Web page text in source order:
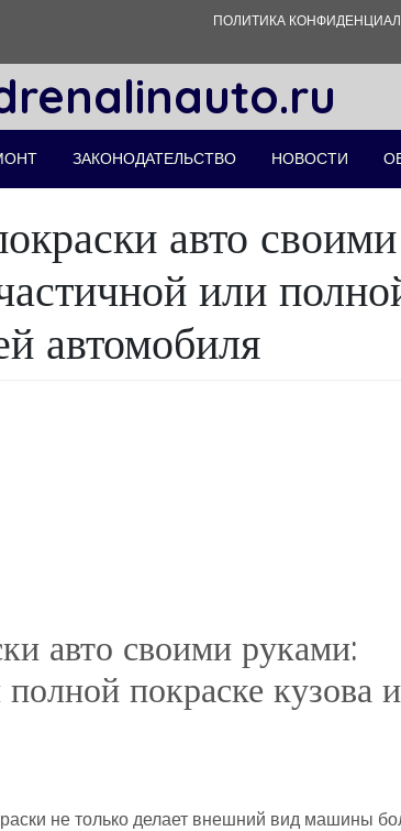
ПОЛИТИКА
ЗАКОНОДАТЕЛЬСТВО НОВОСТИ
авто своими
или
автомобиля
авто своими руками:
покраске кузова и
не только делает внешний вид машины